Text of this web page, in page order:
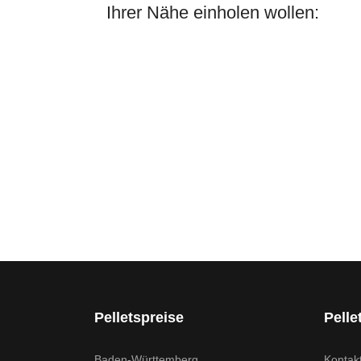
Ihrer Nähe einholen wollen:
Pelletspreise